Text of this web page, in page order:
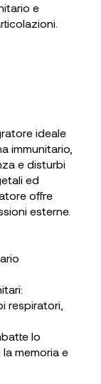
e
ideale
immunitario,
e disturbi
ed
offre
esterne.
respiratori,
lo
memoria e